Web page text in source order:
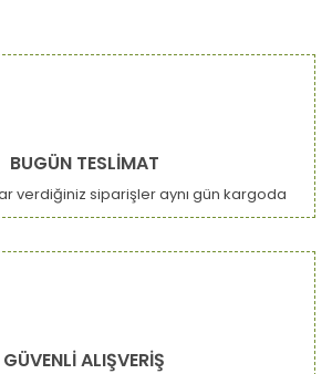
BUGÜN TESLİMAT
verdiğiniz siparişler aynı gün kargoda
GÜVENLİ ALIŞVERİŞ